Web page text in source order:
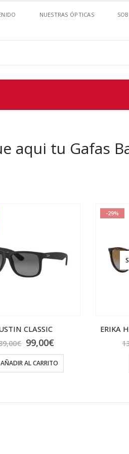
NUESTRAS ÓPTICAS
aqui tu Gafas
CLASSIC
€ El
precio
original
era:
99,00€El
actual
es:
AÑADIR AL CARRITO
-29%
ERIKA